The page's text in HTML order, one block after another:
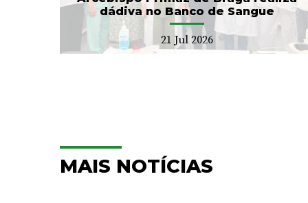
dádiva no Banco de Sangue
21 Jul 2026
MAIS NOTÍCIAS